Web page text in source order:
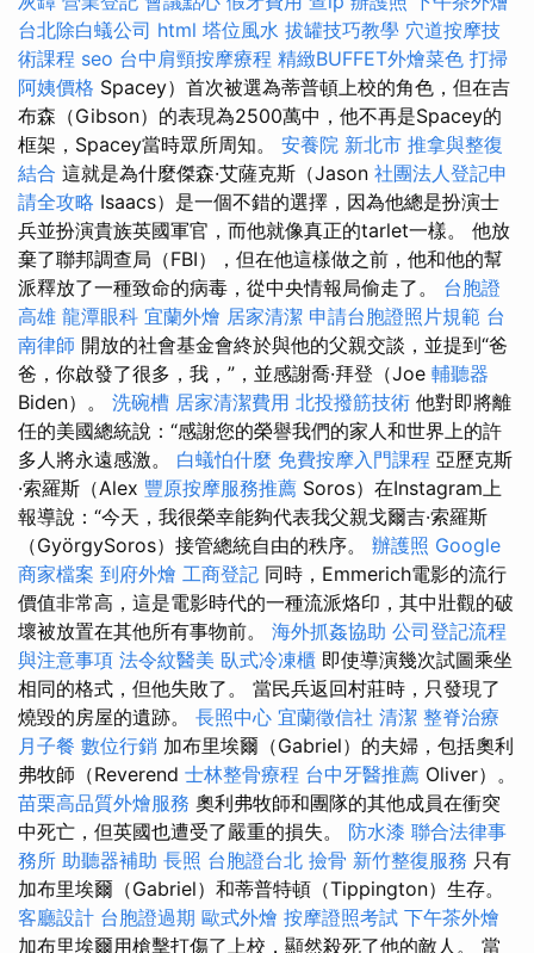
台北除白蟻公司 html 塔位風水 拔罐技巧教學 穴道按摩技
術課程 seo 台中肩頸按摩療程 精緻BUFFET外燴菜色 打掃
阿姨價格 Spacey）首次被選為蒂普頓上校的角色，但在吉
布森（Gibson）的表現為2500萬中，他不再是Spacey的
框架，Spacey當時眾所周知。 安養院 新北市 推拿與整復
結合 這就是為什麼傑森·艾薩克斯（Jason 社團法人登記申
請全攻略 Isaacs）是一個不錯的選擇，因為他總是扮演士
兵並扮演貴族英國軍官，而他就像真正的tarlet一樣。 他放
棄了聯邦調查局（FBI），但在他這樣做之前，他和他的幫
派釋放了一種致命的病毒，從中央情報局偷走了。 台胞證
高雄 龍潭眼科 宜蘭外燴 居家清潔 申請台胞證照片規範 台
南律師 開放的社會基金會終於與他的父親交談，並提到“爸
爸，你啟發了很多，我，”，並感謝喬·拜登（Joe 輔聽器
Biden）。 洗碗槽 居家清潔費用 北投撥筋技術 他對即將離
任的美國總統說：“感謝您的榮譽我們的家人和世界上的許
多人將永遠感激。 白蟻怕什麼 免費按摩入門課程 亞歷克斯
·索羅斯（Alex 豐原按摩服務推薦 Soros）在Instagram上
報導說：“今天，我很榮幸能夠代表我父親戈爾吉·索羅斯
（GyörgySoros）接管總統自由的秩序。 辦護照 Google
商家檔案 到府外燴 工商登記 同時，Emmerich電影的流行
價值非常高，這是電影時代的一種流派烙印，其中壯觀的破
壞被放置在其他所有事物前。 海外抓姦協助 公司登記流程
與注意事項 法令紋醫美 臥式冷凍櫃 即使導演幾次試圖乘坐
相同的格式，但他失敗了。 當民兵返回村莊時，只發現了
燒毀的房屋的遺跡。 長照中心 宜蘭徵信社 清潔 整脊治療
月子餐 數位行銷 加布里埃爾（Gabriel）的夫婦，包括奧利
弗牧師（Reverend 士林整骨療程 台中牙醫推薦 Oliver）。
苗栗高品質外燴服務 奧利弗牧師和團隊的其他成員在衝突
中死亡，但英國也遭受了嚴重的損失。 防水漆 聯合法律事
務所 助聽器補助 長照 台胞證台北 撿骨 新竹整復服務 只有
加布里埃爾（Gabriel）和蒂普特頓（Tippington）生存。
客廳設計 台胞證過期 歐式外燴 按摩證照考試 下午茶外燴
加布里埃爾用槍擊打傷了上校，顯然殺死了他的敵人。 當